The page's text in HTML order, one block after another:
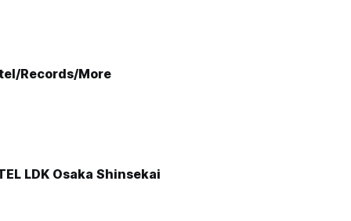
Records/More
LDK Osaka Shinsekai